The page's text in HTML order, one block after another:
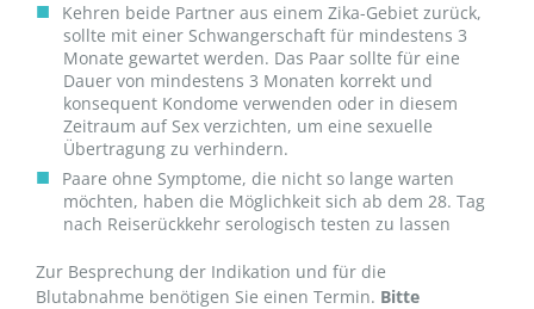
Kehren beide Partner aus einem Zika-Gebiet zurück,
sollte mit einer Schwangerschaft für mindestens 3
Monate gewartet werden. Das Paar sollte für eine
Dauer von mindestens 3 Monaten korrekt und
konsequent Kondome verwenden oder in diesem
Zeitraum auf Sex verzichten, um eine sexuelle
Übertragung zu verhindern.
Paare ohne Symptome, die nicht so lange warten
möchten, haben die Möglichkeit sich ab dem 28. Tag
nach Reiserückkehr serologisch testen zu lassen
Zur Besprechung der Indikation und für die
Blutabnahme benötigen Sie einen Termin. Bitte